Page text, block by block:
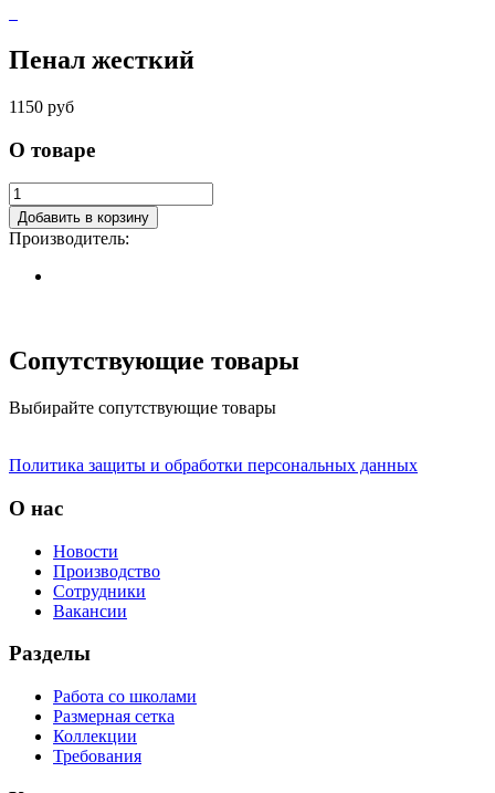
Пенал жесткий
1150 руб
О товаре
Добавить в корзину
Производитель:
Сопутствующие товары
Выбирайте сопутствующие товары
Политика защиты и обработки персональных данных
О нас
Новости
Производство
Сотрудники
Вакансии
Разделы
Работа со школами
Размерная сетка
Коллекции
Требования